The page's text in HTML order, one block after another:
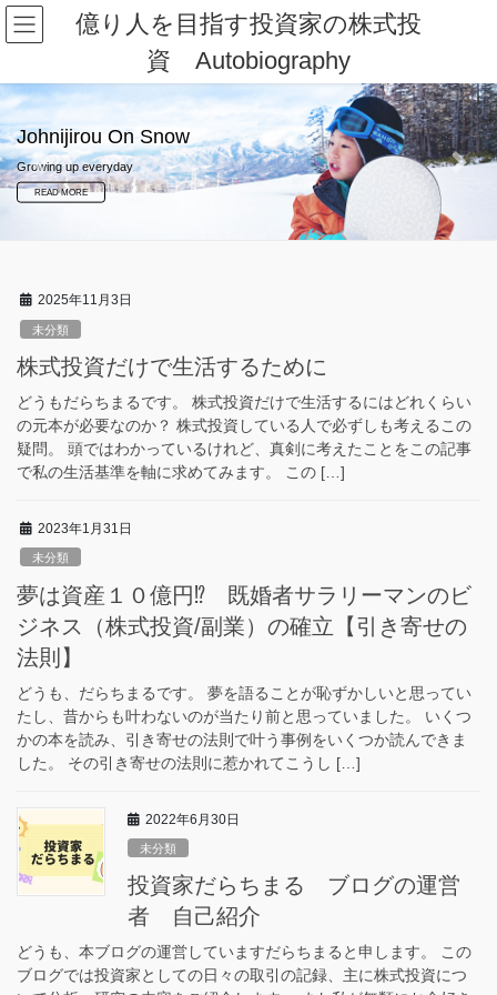
コ
ン
ン
ツ
へ
ス
キ
ナ
ビ
ー
シ
ョ
ン
に
億り人を目指す投資家の株式投
資 Autobiography
Johnijirou On Snow
Growing up everyday
READ MORE
Previous Next
2025年11月3日
未分類
株式投資だけで生活するために
どうもだらちまるです。 株式投資だけで生活するにはどれくらい
の元本が必要なのか？ 株式投資している人で必ずしも考えるこの
疑問。 頭ではわかっているけれど、真剣に考えたことをこの記事
で私の生活基準を軸に求めてみます。 この […]
2023年1月31日
未分類
夢は資産１０億円⁉ 既婚者サラリーマンのビ
ジネス（株式投資/副業）の確立【引き寄せの
法則】
どうも、だらちまるです。 夢を語ることが恥ずかしいと思ってい
たし、昔からも叶わないのが当たり前と思っていました。 いくつ
かの本を読み、引き寄せの法則で叶う事例をいくつか読んできま
した。 その引き寄せの法則に惹かれてこうし […]
2022年6月30日
未分類
投資家だらちまる ブログの運営
者 自己紹介
どうも、本ブログの運営していますだらちまると申します。 この
ブログでは投資家としての日々の取引の記録、主に株式投資につ